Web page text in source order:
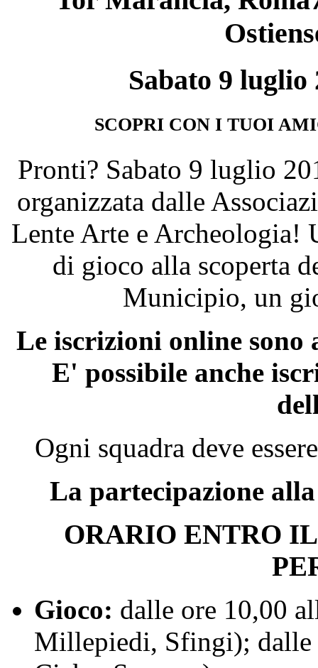
Sabato 9 luglio
SCOPRI CON I TUOI
Pronti? Sabato 9 luglio
organizzata dalle
Lente Arte e Archeologia!
di gioco alla scoperta
Municipio, un
Le iscrizioni online sono
E' possibile anche
Ogni squadra deve
La partecipazione
ORARIO ENTRO
Gioco: dalle ore 10,00
Millepiedi, Sfingi); dalle